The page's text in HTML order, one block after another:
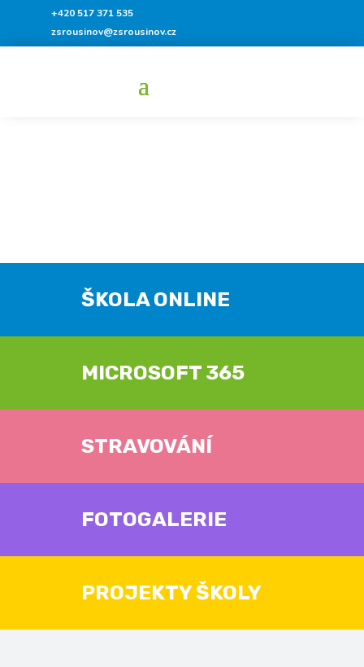
+420 517 371 535
zsrousinov@zsrousinov.cz
ŠKOLA ONLINE
MICROSOFT 365
STRAVOVÁNÍ
FOTOGALERIE
PROJEKTY ŠKOLY